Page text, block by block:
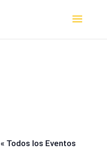
« Todos los Eventos